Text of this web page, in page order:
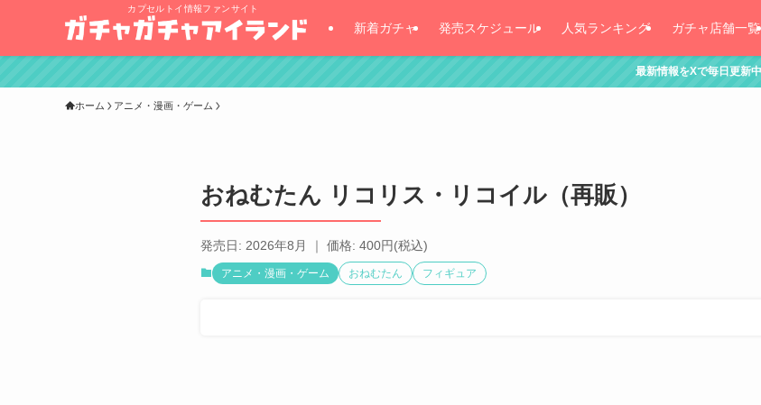
カプセルトイ情報ファンサイト
新着ガチャ 発売スケジュール 人気ランキング ガチャ店舗一覧
最新情報をXで毎日更新中(ここをタッチ！)
ホーム アニメ・漫画・ゲーム
おねむたん リコリス・リコイル（再販）
発売日: 2026年8月 ｜ 価格: 400円(税込)
アニメ・漫画・ゲーム おねむたん フィギュア